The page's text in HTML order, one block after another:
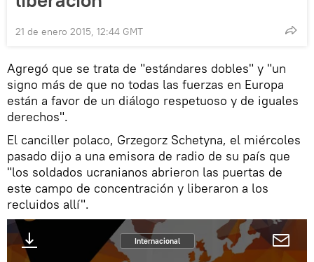
21 de enero 2015, 12:44 GMT
Agregó que se trata de "estándares dobles" y "un
signo más de que no todas las fuerzas en Europa
están a favor de un diálogo respetuoso y de iguales
derechos".
El canciller polaco, Grzegorz Schetyna, el miércoles
pasado dijo a una emisora de radio de su país que
"los soldados ucranianos abrieron las puertas de
este campo de concentración y liberaron a los
recluidos allí".
Internacional